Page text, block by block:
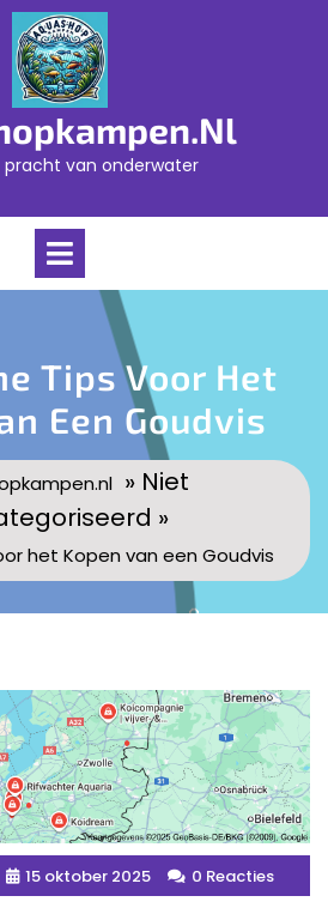
pracht van onderwater
Open
Tips Voor Het
Een Goudvis
» Niet
»
het Kopen van een Goudvis
15 oktober 2025 0 Reacties